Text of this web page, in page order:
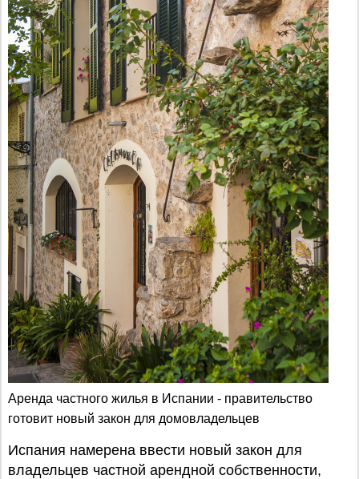
Аренда частного жилья в Испании - правительство
готовит новый закон для домовладельцев
Испания намерена ввести новый закон для
владельцев частной арендной собственности,